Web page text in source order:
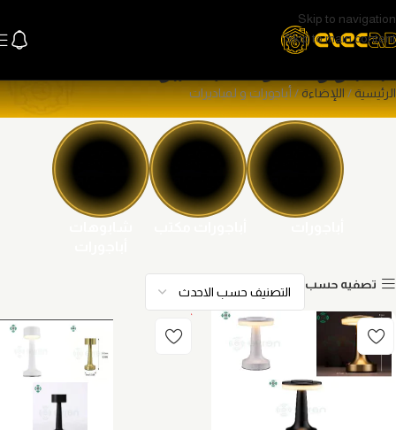
Skip to navigation
Skip to main content
أباجورات و لمباديرات
الرئيسية اللإضاءة أباجورات و لمباديرات
تصفيه حسب